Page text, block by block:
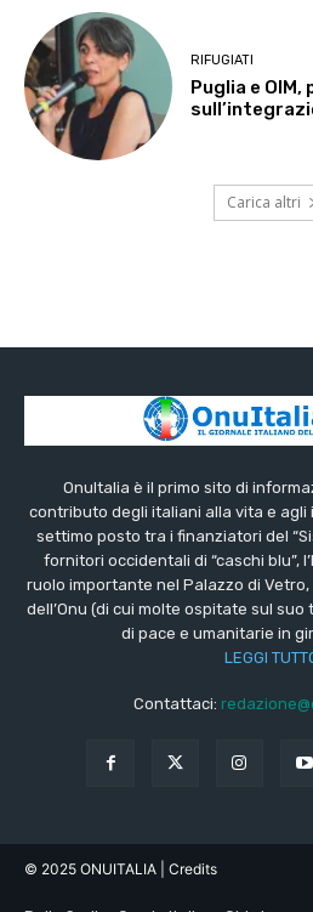
RIFUGIATI
Puglia e
Carica altri
OnuItalia è il primo sito di
contributo degli italiani alla vita e agli
settimo posto tra i finanziatori del
fornitori occidentali di “caschi blu”,
ruolo importante nel Palazzo di
dell’Onu (di cui molte ospitate sul
di pace e umanitarie in
LEGGI
Contattaci:
© 2025 ONUITALIA | Credits